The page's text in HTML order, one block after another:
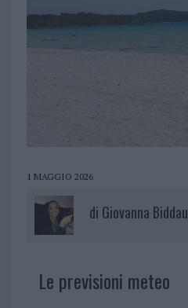
1 MAGGIO 2026
di Giovanna Biddau
Le previsioni meteo